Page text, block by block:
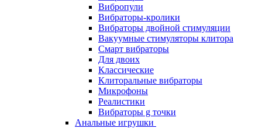
Вибропули
Вибраторы-кролики
Вибраторы двойной стимуляции
Вакуумные стимуляторы клитора
Смарт вибраторы
Для двоих
Классические
Клиторальные вибраторы
Микрофоны
Реалистики
Вибраторы g точки
Анальные игрушки